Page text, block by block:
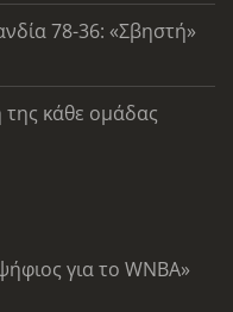
78-36: «Σβηστή»
κάθε ομάδας
για το WNBA»